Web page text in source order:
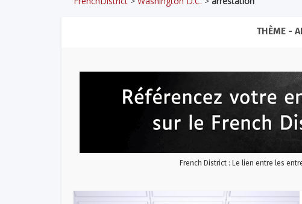
THÈME -
French District : Le lien entre les